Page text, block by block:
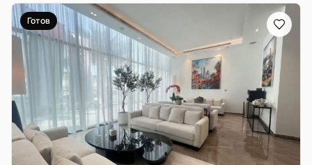
Готов